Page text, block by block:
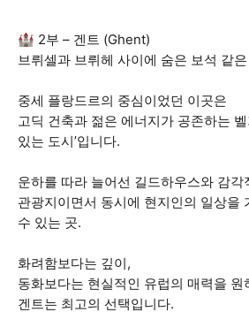
🏰 2부 – 겐트 (Ghent)
브뤼셀과 브뤼헤 사이에 숨은 보석 같
중세 플랑드르의 중심이었던 이곳은
고딕 건축과 젊은 에너지가 공존하는
있는 도시’입니다.
운하를 따라 늘어선 길드하우스와 감각
관광지이면서 동시에 현지인의 일상을
수 있는 곳.
화려함보다는 깊이,
동화보다는 현실적인 유럽의 매력을 원
겐트는 최고의 선택입니다.